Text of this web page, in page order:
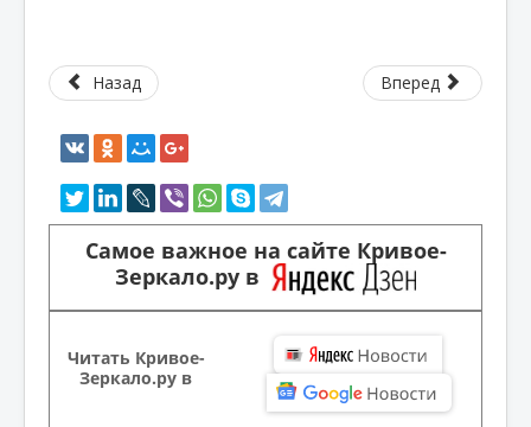
Назад Вперед
Самое важное на сайте Кривое-
Зеркало.ру в
Читать Кривое-
Зеркало.ру в